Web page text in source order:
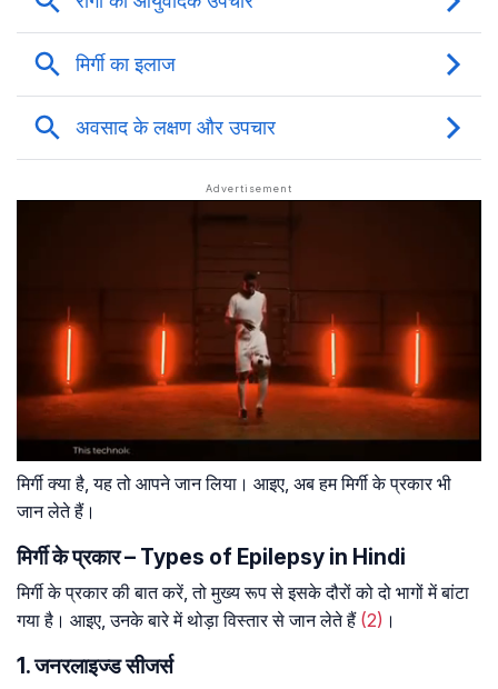
मिर्गी क्या है, यह तो आपने जान लिया। आइए, अब हम मिर्गी के प्रकार भी
जान लेते हैं।
मिर्गी के प्रकार – Types of Epilepsy in Hindi
मिर्गी के प्रकार की बात करें, तो मुख्य रूप से इसके दौरों को दो भागों में बांटा
गया है। आइए, उनके बारे में थोड़ा विस्तार से जान लेते हैं (2) ।
1. जनरलाइज्ड सीजर्स